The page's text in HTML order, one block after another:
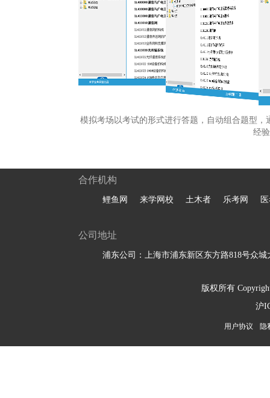
模拟考场以考试的形式进行答题，自动组合题型
经
合作机构
鲤鱼网 来学网校 土木者 乐考网
公司地址
浦东公司：上海市浦东新区东方路818号众城
版权所有
沪
用户协议 隐